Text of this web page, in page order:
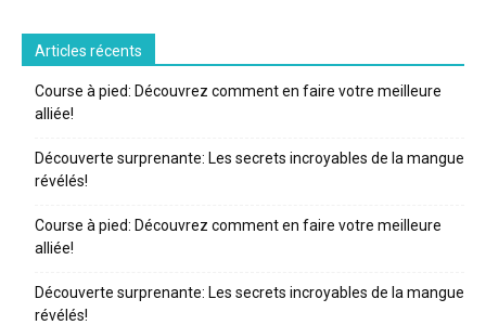
Articles récents
Course à pied: Découvrez comment en faire votre meilleure
alliée!
Découverte surprenante: Les secrets incroyables de la mangue
révélés!
Course à pied: Découvrez comment en faire votre meilleure
alliée!
Découverte surprenante: Les secrets incroyables de la mangue
révélés!